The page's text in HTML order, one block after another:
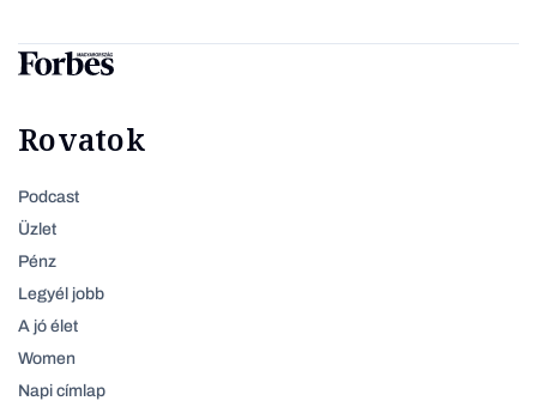
Rovatok
Podcast
Üzlet
Pénz
Legyél jobb
A jó élet
Women
Napi címlap